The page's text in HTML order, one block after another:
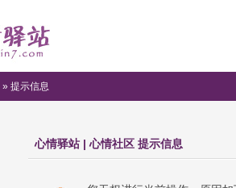
» 提示信息
心情驿站 | 心情社区 提示信息